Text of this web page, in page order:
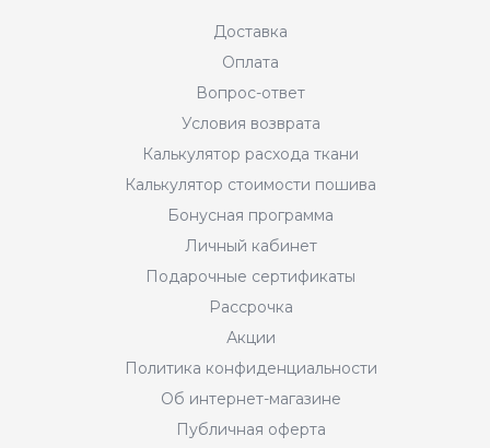
Доставка
Оплата
Вопрос-ответ
Условия возврата
Калькулятор расхода ткани
Калькулятор стоимости пошива
Бонусная программа
Личный кабинет
Подарочные сертификаты
Рассрочка
Акции
Политика конфиденциальности
Об интернет-магазине
Публичная оферта